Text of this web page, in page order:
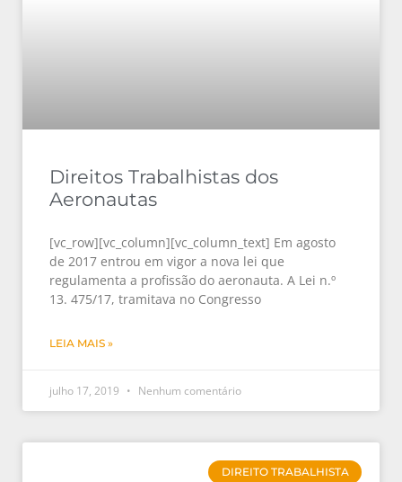
Direitos Trabalhistas dos
Aeronautas
[vc_row][vc_column][vc_column_text] Em agosto
de 2017 entrou em vigor a nova lei que
regulamenta a profissão do aeronauta. A Lei n.º
13. 475/17, tramitava no Congresso
LEIA MAIS »
julho 17, 2019 Nenhum comentário
DIREITO TRABALHISTA